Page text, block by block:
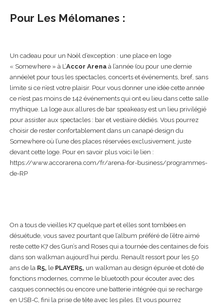
Pour Les Mélomanes :
Un cadeau pour un Noël d’exception : une place en loge
« Somewhere » à L’Accor Arena à l’année (ou pour une demie
année)et pour tous les spectacles, concerts et événements, bref, sans
limite si ce n’est votre plaisir. Pour vous donner une idée cette année
ce n’est pas moins de 142 événements qui ont eu lieu dans cette salle
mythique. La loge aux allures de bar speakeasy est un lieu privilégié
pour assister aux spectacles : bar et vestiaire dédiés. Vous pourrez
choisir de rester confortablement dans un canapé design du
Somewhere où l’une des places réservées exclusivement, juste
devant cette loge. Pour en savoir plus voici le lien :
https://www.accorarena.com/fr/arena-for-business/programmes-
de-RP
On a tous de vieilles K7 quelque part et elles sont tombées en
désuétude, vous savez pourtant que l’album préféré de l’être aimé
reste cette K7 des Gun’s and Roses qui a tournée des centaines de fois
dans son walkman aujourd’hui perdu. Renault ressort pour les 50
ans de la R5, le PLAYER5, un walkman au design épurée et doté de
fonctions modernes, comme le bluetooth pour écouter avec des
casques connectés ou encore une batterie intégrée qui se recharge
en USB-C, fini la prise de tête avec les piles. Et vous pourrez